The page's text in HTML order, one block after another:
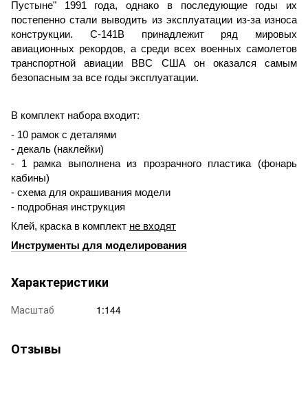
Пустыне" 1991 года, однако в последующие годы их
постепенно стали выводить из эксплуатации из-за износа
конструкции. C-141B принадлежит ряд мировых
авиационных рекордов, а среди всех военных самолетов
транспортной авиации ВВС США он оказался самым
безопасным за все годы эксплуатации.
В комплект набора входит:
- 10 рамок с деталями
- декаль (наклейки)
- 1 рамка выполнена из прозрачного пластика (фонарь
кабины)
- схема для окрашивания модели
- подробная инструкция
Клей, краска в комплект не входят
Инструменты для моделирования
Характеристики
Масштаб 1:144
Отзывы